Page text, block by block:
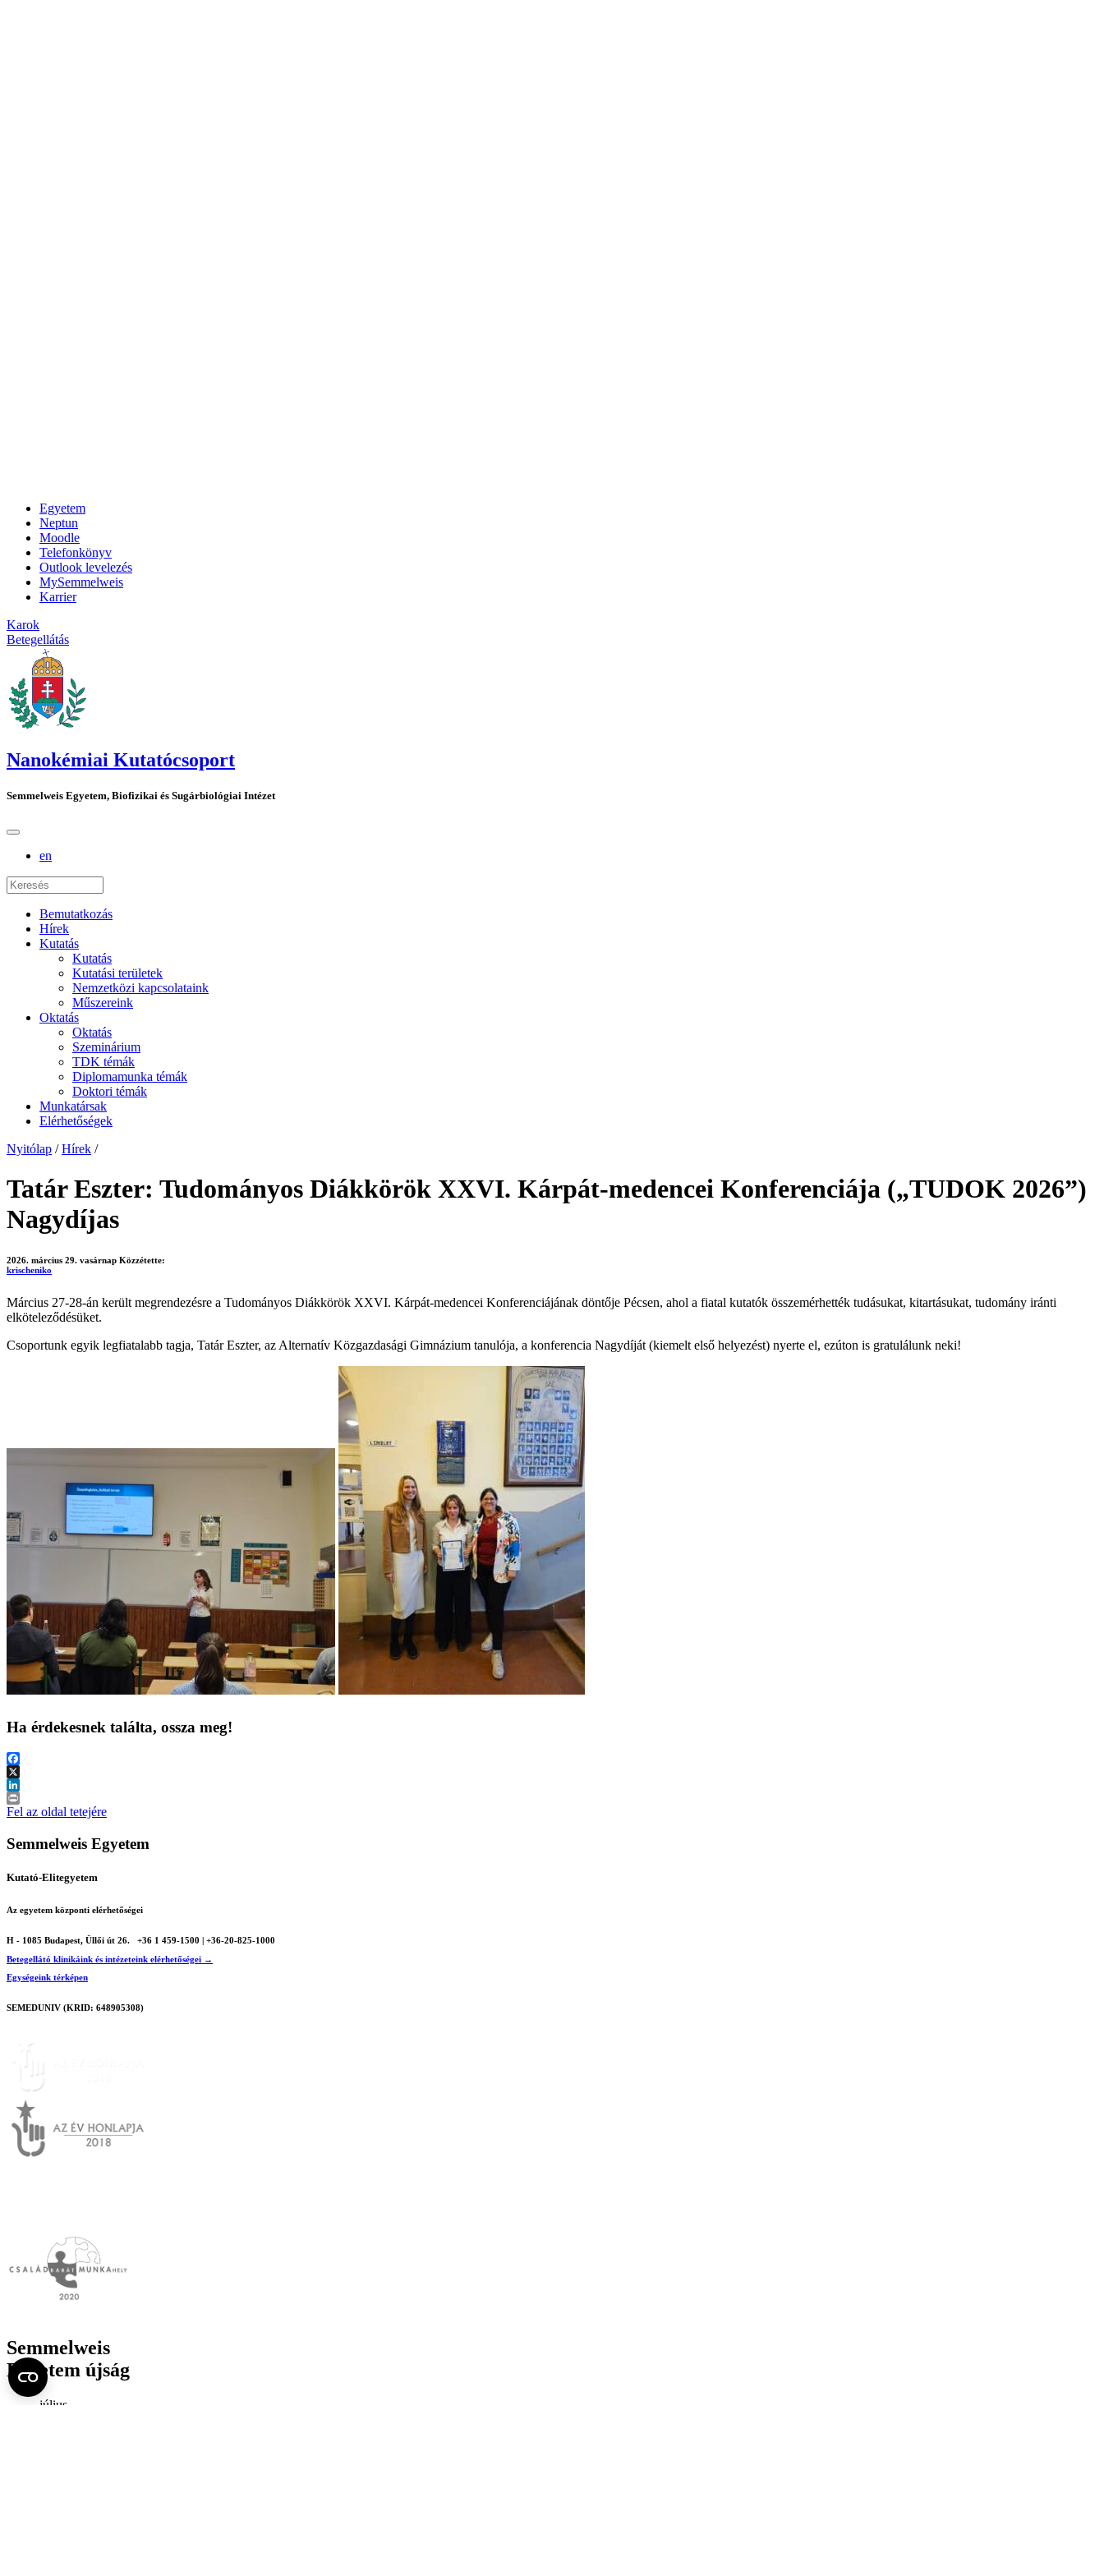
Egyetem
Neptun
Moodle
Telefonkönyv
Outlook levelezés
MySemmelweis
Karrier
Karok
Betegellátás
Nanokémiai Kutatócsoport
Semmelweis Egyetem, Biofizikai és Sugárbiológiai Intézet
en
Bemutatkozás
Hírek
Kutatás
Kutatás
Kutatási területek
Nemzetközi kapcsolataink
Műszereink
Oktatás
Oktatás
Szeminárium
TDK témák
Diplomamunka témák
Doktori témák
Munkatársak
Elérhetőségek
Nyitólap / Hírek /
Tatár Eszter: Tudományos Diákkörök XXVI. Kárpát-medencei Konferenciája („TUDOK 2026”)
Nagydíjas
2026. március 29. vasárnap Közzétette:
krischeniko
Március 27-28-án került megrendezésre a Tudományos Diákkörök XXVI. Kárpát-medencei Konferenciájának döntője Pécsen, ahol a fiatal kutatók összemérhették tudásukat, kitartásukat, tudomány iránti
elköteleződésüket.
Csoportunk egyik legfiatalabb tagja, Tatár Eszter, az Alternatív Közgazdasági Gimnázium tanulója, a konferencia Nagydíját (kiemelt első helyezést) nyerte el, ezúton is gratulálunk neki!
Ha érdekesnek találta, ossza meg!
Facebook
X
LinkedIn
Print
Fel az oldal tetejére
Semmelweis Egyetem
Kutató-Elitegyetem
Az egyetem központi elérhetőségei
H - 1085 Budapest, Üllői út 26.
+36 1 459-1500 | +36-20-825-1000
Betegellátó klinikáink és intézeteink elérhetőségei →
Egységeink térképen
SEMEDUNIV (KRID: 648905308)
Semmelweis
Egyetem újság
július